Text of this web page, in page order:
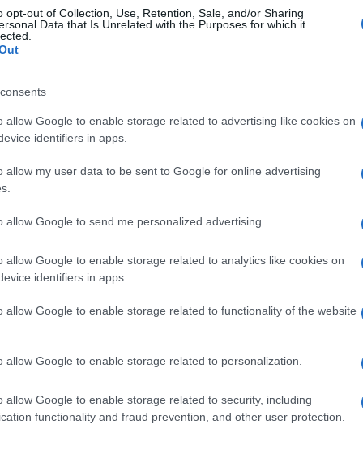
opt-out of Collection, Use, Retention, Sale, and/or Sharing
Data that Is Unrelated with the Purposes for which it
allow Google to enable storage related to advertising like cookies on
identifiers in apps.
allow my user data to be sent to Google for online advertising
allow Google to send me personalized advertising.
allow Google to enable storage related to analytics like cookies on
identifiers in apps.
allow Google to enable storage related to functionality of the website
allow Google to enable storage related to personalization.
allow Google to enable storage related to security, including
functionality and fraud prevention, and other user protection.
sono in corso e entrambe le parti
dell’importanza di rafforzare il
sui donostiarras, mentre allo stesso
di Sadiq sia definitiva, e non temporanea.
e continua a esercitare pressione sulla
tornare solo al Valencia.